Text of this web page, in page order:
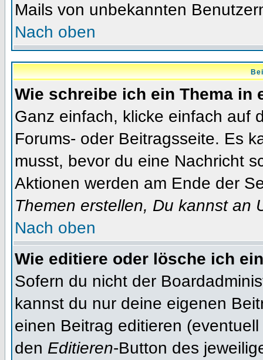
Mails von unbekannten
Nach oben
Wie schreibe ich ein Thema in
Ganz einfach, klicke einfach auf
Forums- oder Beitragsseite. Es
musst, bevor du eine Nachricht
Aktionen werden am Ende der
Themen erstellen, Du kannst an
Nach oben
Wie editiere oder lösche ich
Sofern du nicht der
kannst du nur deine eigenen
einen Beitrag editieren
den Editieren-Button des